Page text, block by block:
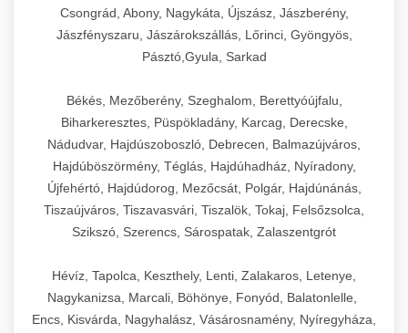
chef-iparikonyhagepek.hu
kereskedelmi konyhai megoldások
Csongrád, Abony, Nagykáta, Újszász, Jászberény,
Jászfényszaru, Jászárokszállás, Lőrinci, Gyöngyös,
Pásztó,Gyula, Sarkad
Békés, Mezőberény, Szeghalom, Berettyóújfalu,
Biharkeresztes, Püspökladány, Karcag, Derecske,
Nádudvar, Hajdúszoboszló, Debrecen, Balmazújváros,
Hajdúböszörmény, Téglás, Hajdúhadház, Nyíradony,
Újfehértó, Hajdúdorog, Mezőcsát, Polgár, Hajdúnánás,
Tiszaújváros, Tiszavasvári, Tiszalök, Tokaj, Felsőzsolca,
Szikszó, Szerencs, Sárospatak, Zalaszentgrót
Hévíz, Tapolca, Keszthely, Lenti, Zalakaros, Letenye,
Nagykanizsa, Marcali, Böhönye, Fonyód, Balatonlelle,
Encs, Kisvárda, Nagyhalász, Vásárosnamény, Nyíregyháza,